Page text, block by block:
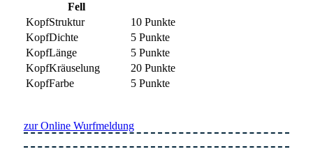
Fell
Struktur
10 Punkte
Dichte
5 Punkte
Länge
5 Punkte
Kräuselung
20 Punkte
Farbe
5 Punkte
zur Online Wurfmeldung